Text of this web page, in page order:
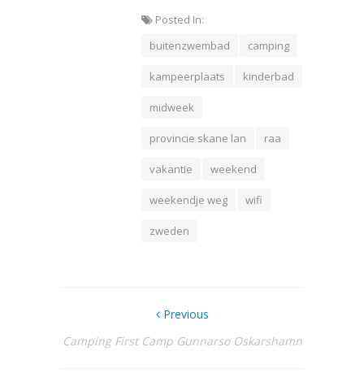
Posted In:
buitenzwembad
camping
kampeerplaats kinderbad
midweek
provincie skane lan raa
vakantie weekend
weekendje weg wifi
zweden
Previous
Camping First Camp Gunnarso Oskarshamn